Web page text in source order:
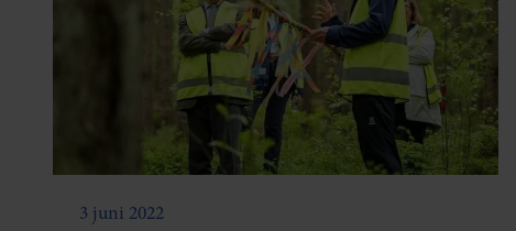
3 juni 2022